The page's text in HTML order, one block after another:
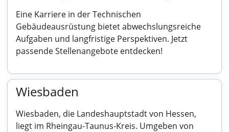
Eine Karriere in der Technischen
Gebäudeausrüstung bietet abwechslungsreiche
Aufgaben und langfristige Perspektiven. Jetzt
passende Stellenangebote entdecken!
Wiesbaden
Wiesbaden, die Landeshauptstadt von Hessen,
liegt im Rheingau-Taunus-Kreis. Umgeben von